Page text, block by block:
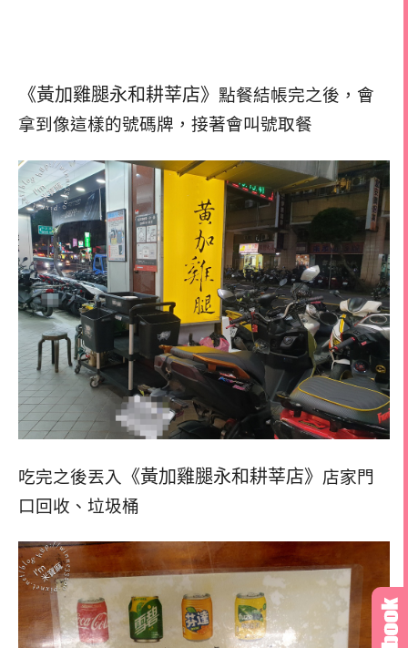
《黃加雞腿永和耕莘店》 點餐結帳完之後，會
拿到像這樣的號碼牌， 接著會叫號取餐
吃完之後丟入 《黃加雞腿永和耕莘店》 店家門
口回收、垃圾桶